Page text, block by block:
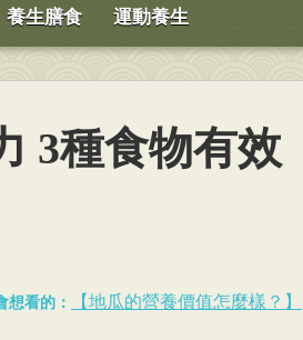
養生膳食 運動養生
3種食物有效
想看的：
【地瓜的營養價值怎麼樣？】